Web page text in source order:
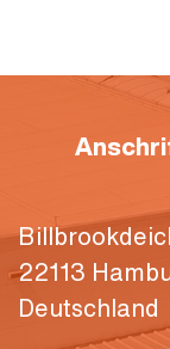
22113
Deutschland